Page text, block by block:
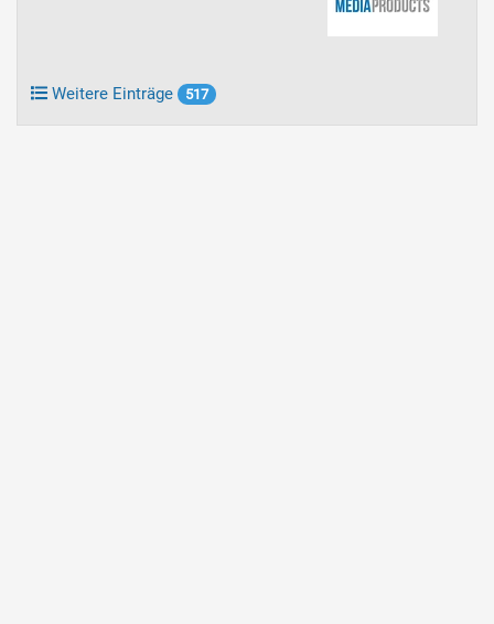
Weitere Einträge 517